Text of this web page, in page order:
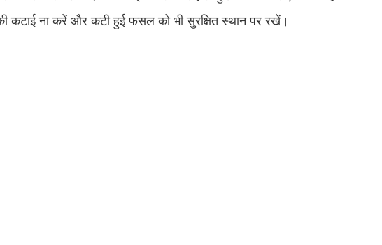
कटाई ना करें और कटी हुई फसल को भी सुरक्षित स्थान पर रखें।